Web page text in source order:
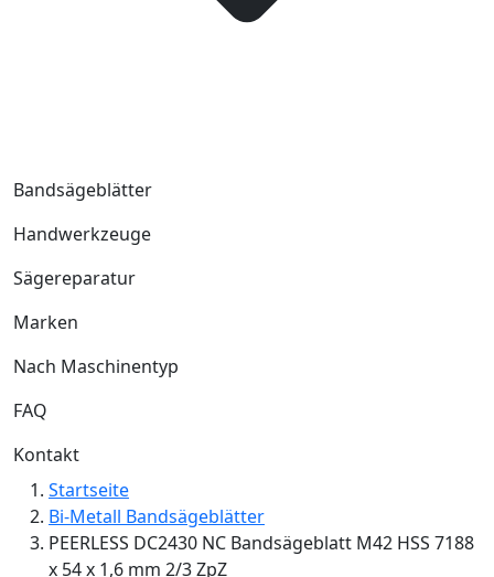
Bandsägeblätter
Handwerkzeuge
Sägereparatur
Marken
Nach Maschinentyp
FAQ
Kontakt
Startseite
Bi-Metall Bandsägeblätter
PEERLESS DC2430 NC Bandsägeblatt M42 HSS 7188
x 54 x 1,6 mm 2/3 ZpZ